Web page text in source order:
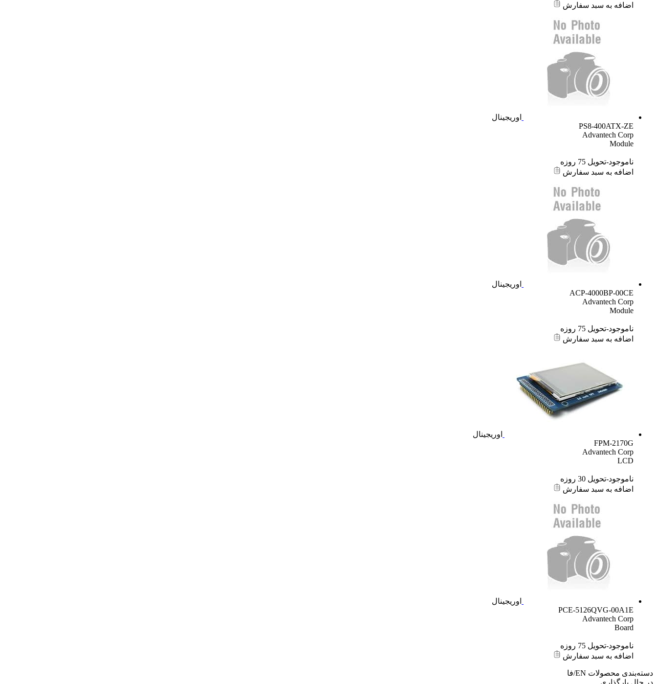
اضافه به سبد سفارش
اوریجینال
PS8-400ATX-ZE
Advantech Corp
Module
ناموجود-تحویل 75 روزه
اضافه به سبد سفارش
اوریجینال
ACP-4000BP-00CE
Advantech Corp
Module
ناموجود-تحویل 75 روزه
اضافه به سبد سفارش
اوریجینال
FPM-2170G
Advantech Corp
LCD
ناموجود-تحویل 30 روزه
اضافه به سبد سفارش
اوریجینال
PCE-5126QVG-00A1E
Advantech Corp
Board
ناموجود-تحویل 75 روزه
اضافه به سبد سفارش
دسته‌بندی محصولات EN/فا
در حال بارگذاری